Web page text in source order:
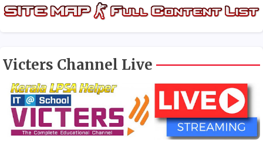
Victers Channel Live